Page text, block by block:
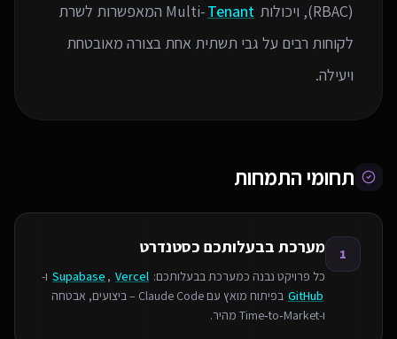
(RBAC), ויכולות Multi-
Tenant
המאפשרות לשרת
לקוחות רבים על גבי תשתית אחת בצורה מאובטחת
ויעילה.
תחומי התמחות
1 מערכת בבעלותכם כסטנדרט
כל פרויקט נבנה כמערכת בבעלותכם: Supabase , Vercel
ו-
GitHub
בפיתוח מואץ עם Claude Code – ביצועים, אבטחה
ו‑Time‑to‑Market מהיר.